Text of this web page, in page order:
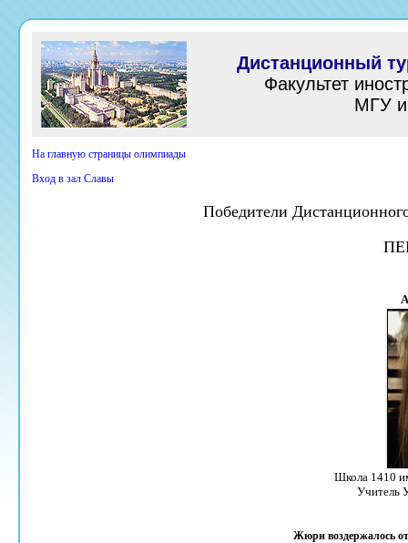
Дистанционный
Факультет
МГУ
На главную страницы олимпиады
Вход в зал Славы
Победители
Школа 1410
Учитель
Жюри воздержалось от